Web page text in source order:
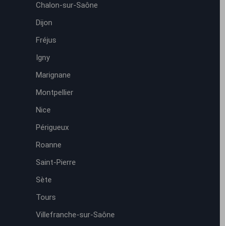
Chalon-sur-Saône
Dijon
Fréjus
Igny
Marignane
Montpellier
Nice
Périgueux
Roanne
Saint-Pierre
Sète
Tours
Villefranche-sur-Saône